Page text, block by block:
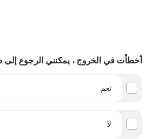
أخطأت في الخروج ، يمكنني الرجوع إلى
نعم
لا